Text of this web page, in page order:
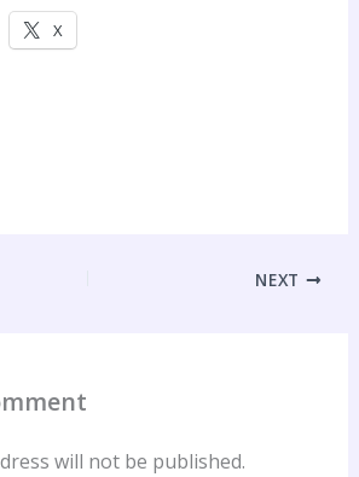
X
NEXT
will not be published.